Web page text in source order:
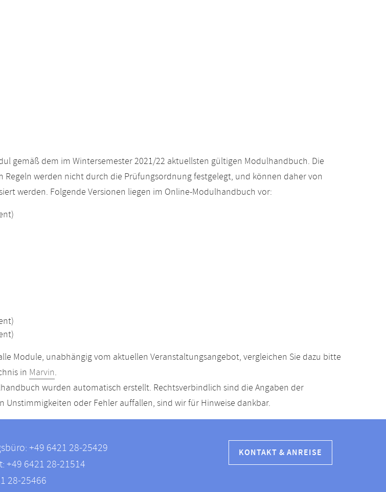
gemäß dem im Wintersemester 2021/22 aktuellsten gültigen Modulhandbuch. Die
Regeln werden nicht durch die Prüfungsordnung festgelegt, und können daher von
werden. Folgende Versionen liegen im Online-Modulhandbuch vor:
Module, unabhängig vom aktuellen Veranstaltungsangebot, vergleichen Sie dazu bitte
in Marvin.
wurden automatisch erstellt. Rechtsverbindlich sind die Angaben der
Unstimmigkeiten oder Fehler auffallen, sind wir für Hinweise dankbar.
+49 6421 28-25429
+49 6421 28-21514
28-25466
KONTAKT & ANREISE